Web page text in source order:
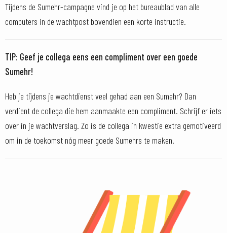
Tijdens de Sumehr-campagne vind je op het bureaublad van alle
computers in de wachtpost bovendien een korte instructie.
TIP: Geef je collega eens een compliment over een goede
Sumehr!
Heb je tijdens je wachtdienst veel gehad aan een Sumehr? Dan
verdient de collega die hem aanmaakte een compliment. Schrijf er iets
over in je wachtverslag. Zo is de collega in kwestie extra gemotiveerd
om in de toekomst nóg meer goede Sumehrs te maken.